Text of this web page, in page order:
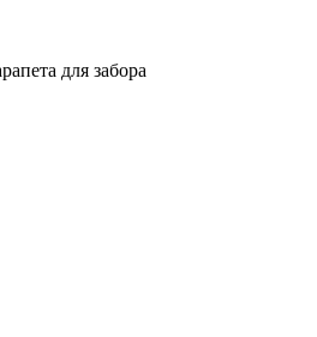
для забора